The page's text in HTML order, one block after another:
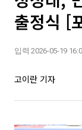
출정식 [
입력 2026-05-19
고이란 기자